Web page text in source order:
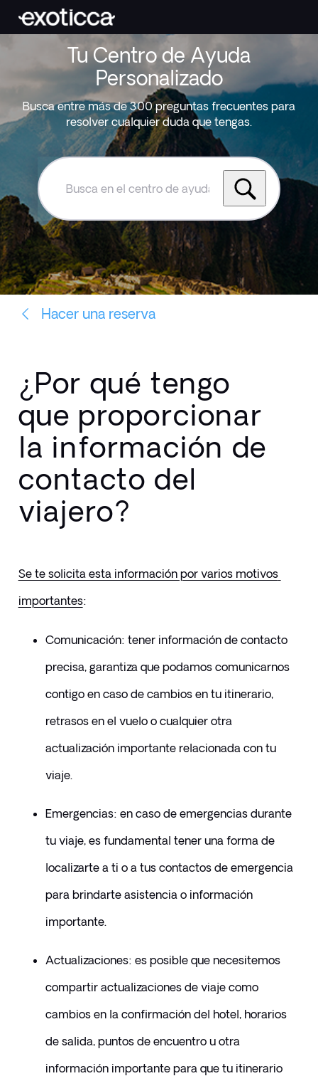
Tu Centro de Ayuda
Personalizado
Busca entre más de 300 preguntas frecuentes para
resolver cualquier duda que tengas.
Busca
el
centro
de
ayuda
de
Exoticca
Hacer una reserva
¿Por qué tengo
que proporcionar
la información de
contacto del
viajero?
Se te solicita esta información por varios motivos
importantes:
​Comunicación: tener información de contacto
precisa, garantiza que podamos comunicarnos
contigo en caso de cambios en tu itinerario,
retrasos en el vuelo o cualquier otra
actualización importante relacionada con tu
viaje.
​Emergencias: en caso de emergencias durante
tu viaje, es fundamental tener una forma de
localizarte a ti o a tus contactos de emergencia
para brindarte asistencia o información
importante.
​Actualizaciones: es posible que necesitemos
compartir actualizaciones de viaje como
cambios en la confirmación del hotel, horarios
de salida, puntos de encuentro u otra
información importante para que tu itinerario